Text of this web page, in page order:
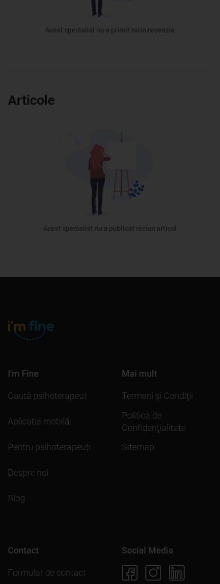
Acest specialist nu a primit nicio recenzie
Articole
Acest specialist nu a publicat niciun articol
I'm Fine
Caută psihoterapeut
Aplicația mobilă
Pentru psihoterapeuți
Despre noi
Blog
Mai mult
Termeni şi Condiţii
Politica de
Confidenţialitate
Sitemap
Contact
Formular de contact
Social Media